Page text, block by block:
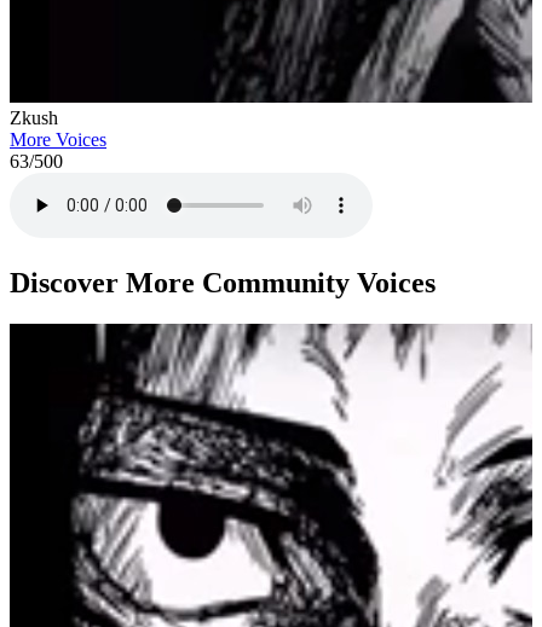
Zkush
More Voices
63/500
Discover More Community Voices